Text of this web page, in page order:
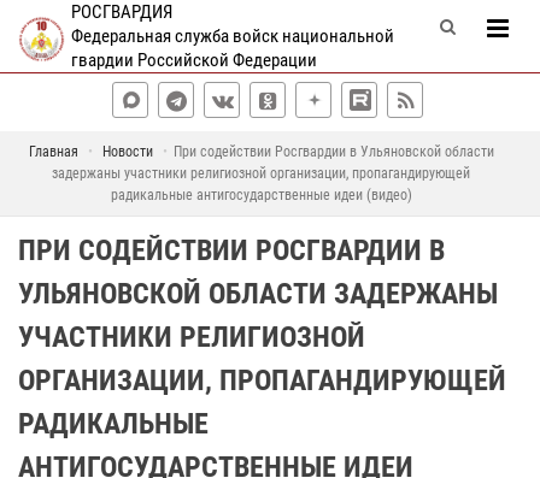
РОСГВАРДИЯ
Федеральная служба войск национальной
гвардии Российской Федерации
Главная Новости
При содействии Росгвардии в Ульяновской области
задержаны участники религиозной организации, пропагандирующей
радикальные антигосударственные идеи (видео)
ПРИ СОДЕЙСТВИИ РОСГВАРДИИ В
УЛЬЯНОВСКОЙ ОБЛАСТИ ЗАДЕРЖАНЫ
УЧАСТНИКИ РЕЛИГИОЗНОЙ
ОРГАНИЗАЦИИ, ПРОПАГАНДИРУЮЩЕЙ
РАДИКАЛЬНЫЕ
АНТИГОСУДАРСТВЕННЫЕ ИДЕИ